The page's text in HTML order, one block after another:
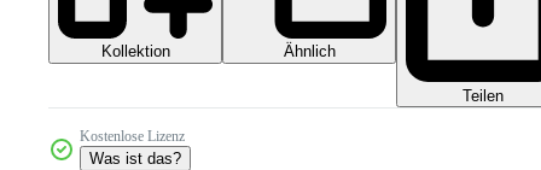
Kollektion Ähnlich
Teilen
Kostenlose Lizenz
Was ist das?